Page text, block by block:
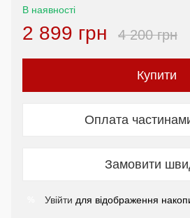
В наявності
2 899 грн 4 200 грн
Купити
Оплата
Замовити
Увійти для відображення